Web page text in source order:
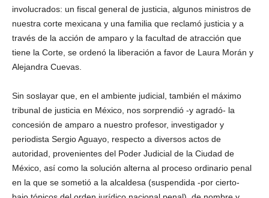
involucrados: un fiscal general de justicia, algunos ministros de
nuestra corte mexicana y una familia que reclamó justicia y a
través de la acción de amparo y la facultad de atracción que
tiene la Corte, se ordenó la liberación a favor de Laura Morán y
Alejandra Cuevas.
Sin soslayar que, en el ambiente judicial, también el máximo
tribunal de justicia en México, nos sorprendió -y agradó- la
concesión de amparo a nuestro profesor, investigador y
periodista Sergio Aguayo, respecto a diversos actos de
autoridad, provenientes del Poder Judicial de la Ciudad de
México, así como la solución alterna al proceso ordinario penal
en la que se sometió a la alcaldesa (suspendida -por cierto-